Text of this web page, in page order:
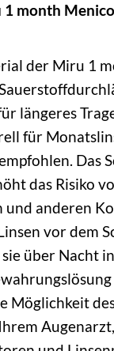
month
der Miru 1
längeres
für
Das
das Risiko
anderen
vor dem
über Nacht
Möglichkeit